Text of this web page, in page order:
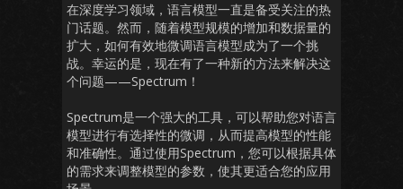
在深度学习领域，语言模型一直是备受关注的热
门话题。然而，随着模型规模的增加和数据量的
扩大，如何有效地微调语言模型成为了一个挑
战。幸运的是，现在有了一种新的方法来解决这
个问题——Spectrum！
Spectrum是一个强大的工具，可以帮助您对语言
模型进行有选择性的微调，从而提高模型的性能
和准确性。通过使用Spectrum，您可以根据具体
的需求来调整模型的参数，使其更适合您的应用